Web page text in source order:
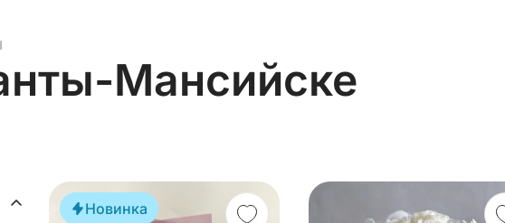
Мансийске
Новинка